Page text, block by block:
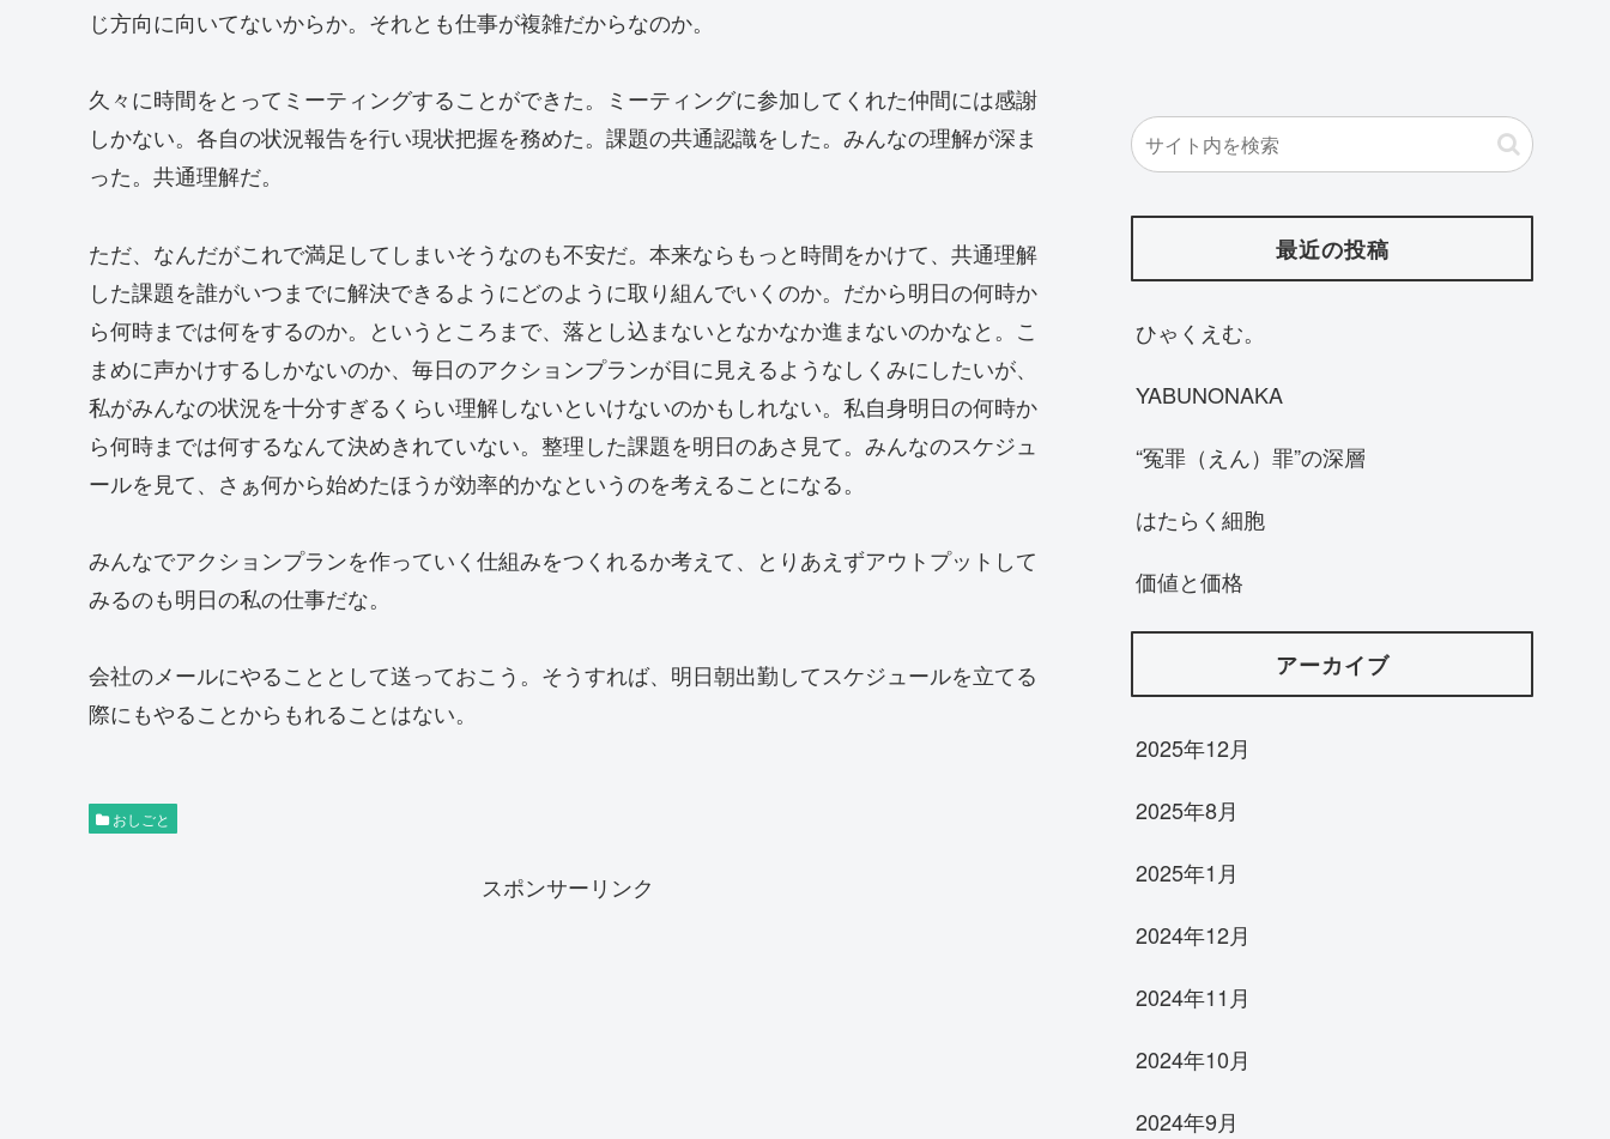
じ方向に向いてないからか。それとも仕事が複雑だからなのか。
久々に時間をとってミーティングすることができた。ミーティングに参加してくれた仲間には感謝
しかない。各自の状況報告を行い現状把握を務めた。課題の共通認識をした。みんなの理解が深ま
った。共通理解だ。
ただ、なんだがこれで満足してしまいそうなのも不安だ。本来ならもっと時間をかけて、共通理解
した課題を誰がいつまでに解決できるようにどのように取り組んでいくのか。だから明日の何時か
ら何時までは何をするのか。というところまで、落とし込まないとなかなか進まないのかなと。こ
まめに声かけするしかないのか、毎日のアクションプランが目に見えるようなしくみにしたいが、
私がみんなの状況を十分すぎるくらい理解しないといけないのかもしれない。私自身明日の何時か
ら何時までは何するなんて決めきれていない。整理した課題を明日のあさ見て。みんなのスケジュ
ールを見て、さぁ何から始めたほうが効率的かなというのを考えることになる。
みんなでアクションプランを作っていく仕組みをつくれるか考えて、とりあえずアウトプットして
みるのも明日の私の仕事だな。
会社のメールにやることとして送っておこう。そうすれば、明日朝出勤してスケジュールを立てる
際にもやることからもれることはない。
おしごと
スポンサーリンク
最近の投稿
ひゃくえむ。
YABUNONAKA
“冤罪（えん）罪”の深層
はたらく細胞
価値と価格
アーカイブ
2025年12月
2025年8月
2025年1月
2024年12月
2024年11月
2024年10月
2024年9月